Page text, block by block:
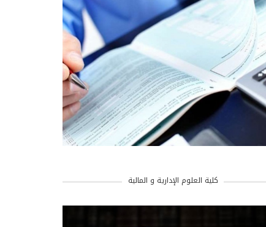
كلية العلوم الإدارية و المالية